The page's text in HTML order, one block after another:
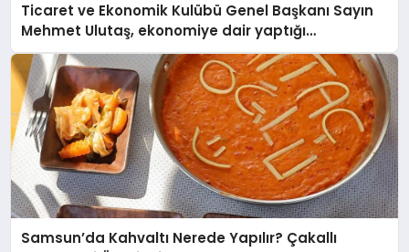
Ticaret ve Ekonomik Kulübü Genel Başkanı Sayın
Mehmet Ulutaş, ekonomiye dair yaptığı
açıklamada şunları kaydetti:
Samsun’da Kahvaltı Nerede Yapılır? Çakallı